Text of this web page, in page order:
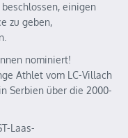
einigen
zu geben,
nominiert!
Athlet vom LC-Villach
Serbien über die 2000-
Laas-